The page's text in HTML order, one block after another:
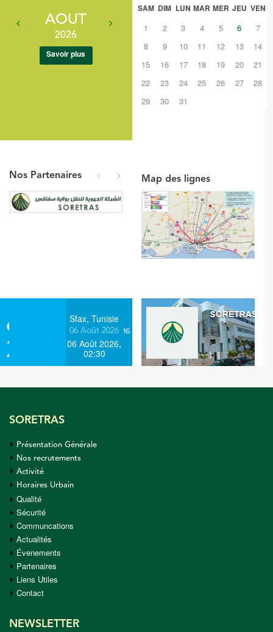
AOUT
2026
Savoir plus
SAM DIM LUN MAR MER JEU VEN
1 2 3 4 5 6
7
8
9 10 11 12 13
14
15
16 17 18 19 20
21
22
23 24 25 26 27
28
29
30 31
Nos Partenaires prevnext Map des lignes
Sfax, Tunisie
06 Août 2026
06 Août 2026,
02:30
SORETRAS
Présentation Générale
Nos recrutements
Activité
Horaires Urbain
Qualité
Sécurité
Communcations
Actualités
Évenements
Partenaires
Liens Utiles
Contact
NEWSLETTER